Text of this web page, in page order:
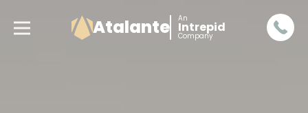
Atalante An
Intrepid
Company